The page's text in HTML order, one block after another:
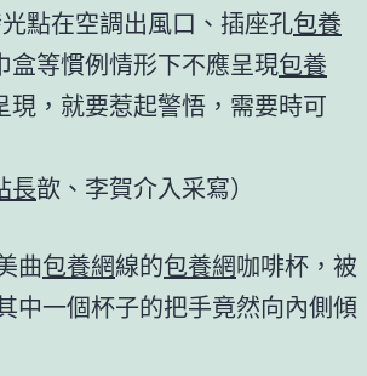
點在空調出風口、插座孔包養
盒等慣例情形下不應呈現包養
現，就要惹起警悟，需要時可
長歆、李賀介入采寫）
曲包養網線的包養網咖啡杯，被
中一個杯子的把手竟然向內側傾